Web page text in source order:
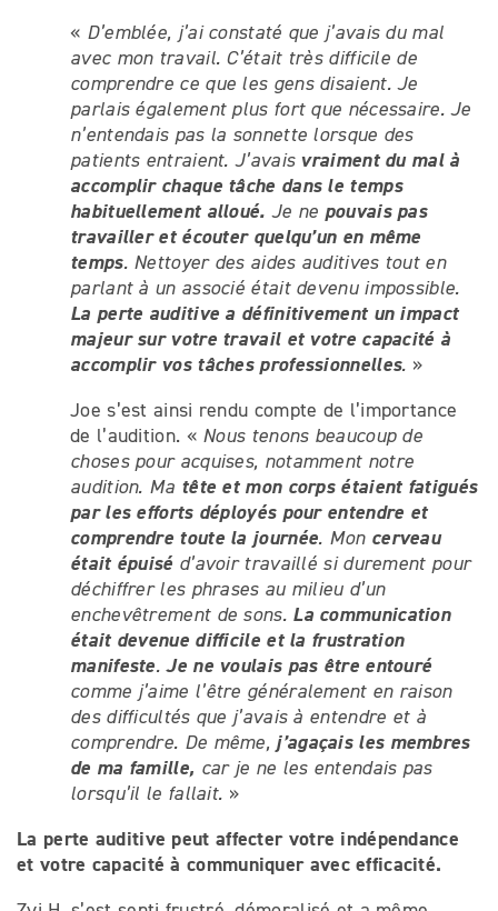
« D’emblée, j’ai constaté que j’avais du mal
avec mon travail. C’était très difficile de
comprendre ce que les gens disaient. Je
parlais également plus fort que nécessaire. Je
n’entendais pas la sonnette lorsque des
patients entraient. J’avais vraiment du mal à
accomplir chaque tâche dans le temps
habituellement alloué. Je ne pouvais pas
travailler et écouter quelqu’un en même
temps. Nettoyer des aides auditives tout en
parlant à un associé était devenu impossible.
La perte auditive a définitivement un impact
majeur sur votre travail et votre capacité à
accomplir vos tâches professionnelles. »
Joe s’est ainsi rendu compte de l’importance
de l’audition. « Nous tenons beaucoup de
choses pour acquises, notamment notre
audition. Ma tête et mon corps étaient fatigués
par les efforts déployés pour entendre et
comprendre toute la journée. Mon cerveau
était épuisé d’avoir travaillé si durement pour
déchiffrer les phrases au milieu d’un
enchevêtrement de sons. La communication
était devenue difficile et la frustration
manifeste. Je ne voulais pas être entouré
comme j’aime l’être généralement en raison
des difficultés que j’avais à entendre et à
comprendre. De même, j’agaçais les membres
de ma famille, car je ne les entendais pas
lorsqu’il le fallait. »
La perte auditive peut affecter votre indépendance
et votre capacité à communiquer avec efficacité.